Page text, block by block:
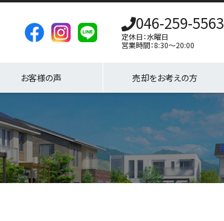
046-259-5563
定休日：水曜日
営業時間：8:30～20:00
お客様の声 売却をお考えの方